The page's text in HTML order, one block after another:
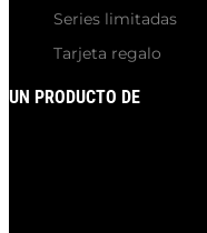
Series limitadas
Tarjeta regalo
UN PRODUCTO DE